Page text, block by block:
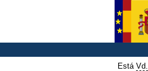
Está Vd.